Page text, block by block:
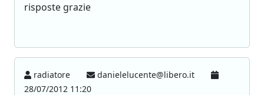
risposte grazie
radiatore
danielelucente@libero.it
28/07/2012 11:20